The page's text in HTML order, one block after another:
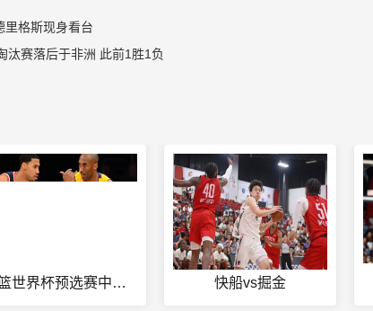
里格斯现身看台
汰赛落后于非洲 此前1胜1负
男篮世界杯预选赛中国队赛程 快船vs掘金